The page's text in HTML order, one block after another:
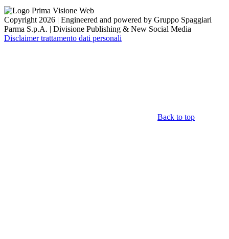
Copyright 2026 | Engineered and powered by Gruppo Spaggiari
Parma S.p.A. | Divisione Publishing & New Social Media
Disclaimer trattamento dati personali
Back to top